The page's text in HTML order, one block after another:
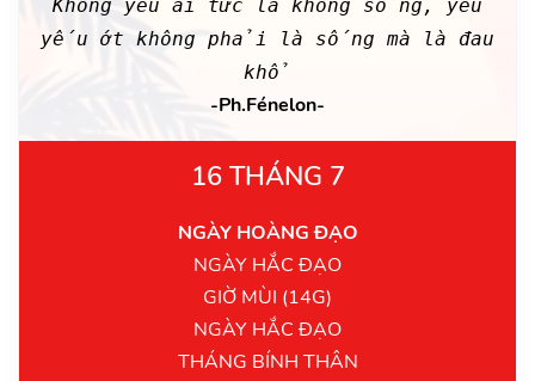
Không yêu ai tức là không sống, yêu
yếu ớt không phải là sống mà là đau
khổ
-Ph.Fénelon-
16 THÁNG 7
NGÀY HOÀNG ĐẠO
NGÀY HẮC ĐẠO
GIỜ MÙI (14G)
NGÀY HẮC ĐẠO
THÁNG BÍNH THÂN